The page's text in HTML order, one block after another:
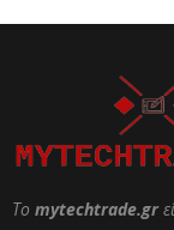
Το mytechtrade.gr